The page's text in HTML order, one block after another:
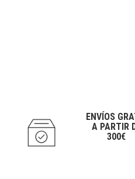
ENVÍOS
A PARTIR
300€